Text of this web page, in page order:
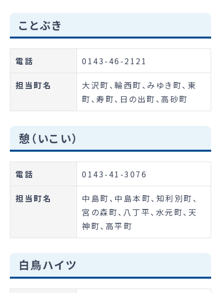
ことぶき
電話 0143-46-2121
担当町名
大沢町、輪西町、みゆき町、東
町、寿町、日の出町、高砂町
憩（いこい）
電話 0143-41-3076
担当町名
中島町、中島本町、知利別町、
宮の森町、八丁平、水元町、天
神町、高平町
白鳥ハイツ